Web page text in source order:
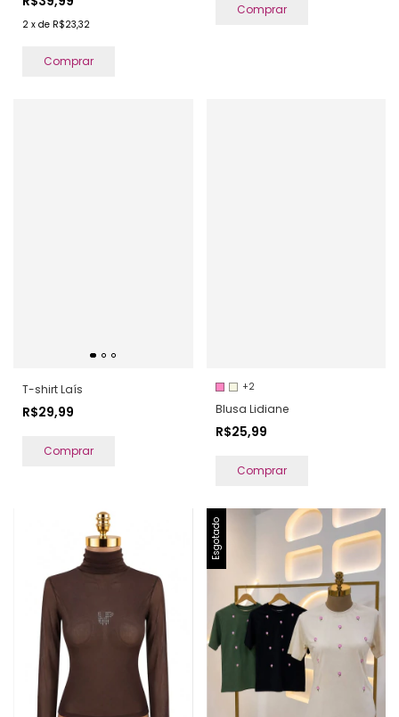
2 x de R$23,32
Comprar
Comprar
T-shirt Laís
R$29,99
Comprar
+2
Blusa Lidiane
R$25,99
Comprar
Esgotado